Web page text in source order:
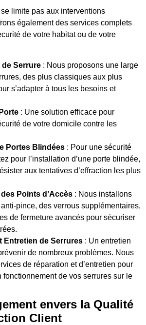
limite pas aux interventions
également des services complets
de votre habitat ou de votre
Serrure : Nous proposons une large
des plus classiques aux plus
s’adapter à tous les besoins et
: Une solution efficace pour
de votre domicile contre les
Portes Blindées : Pour une sécurité
pour l’installation d’une porte blindée,
aux tentatives d’effraction les plus
Points d’Accès : Nous installons
pince, des verrous supplémentaires,
de fermeture avancés pour sécuriser
Entretien de Serrures : Un entretien
de nombreux problèmes. Nous
de réparation et d’entretien pour
fonctionnement de vos serrures sur le
envers la Qualité
Client